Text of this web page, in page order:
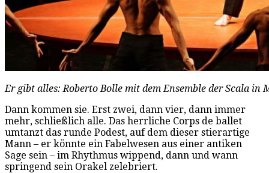
Er gibt alles: Roberto Bolle mit dem Ensemble der Scala in
Dann kommen sie. Erst zwei, dann vier, dann immer
mehr, schließlich alle. Das herrliche Corps de ballet
umtanzt das runde Podest, auf dem dieser stierartige
Mann – er könnte ein Fabelwesen aus einer antiken
Sage sein – im Rhythmus wippend, dann und wann
springend sein Orakel zelebriert.